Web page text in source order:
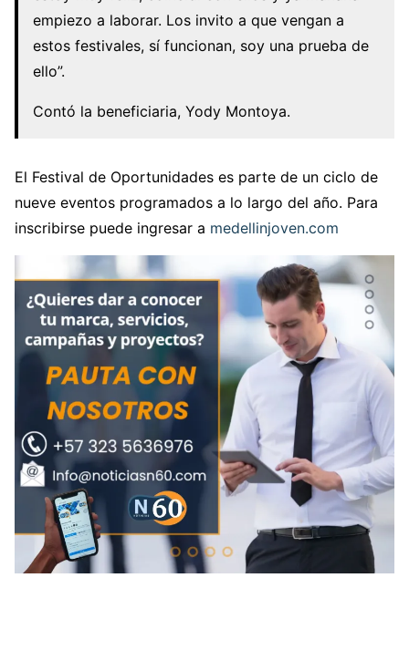
empiezo a laborar. Los invito a que vengan a
estos festivales, sí funcionan, soy una prueba de
ello”.
Contó la beneficiaria, Yody Montoya.
El Festival de Oportunidades es parte de un ciclo de
nueve eventos programados a lo largo del año. Para
inscribirse puede ingresar a medellinjoven.com